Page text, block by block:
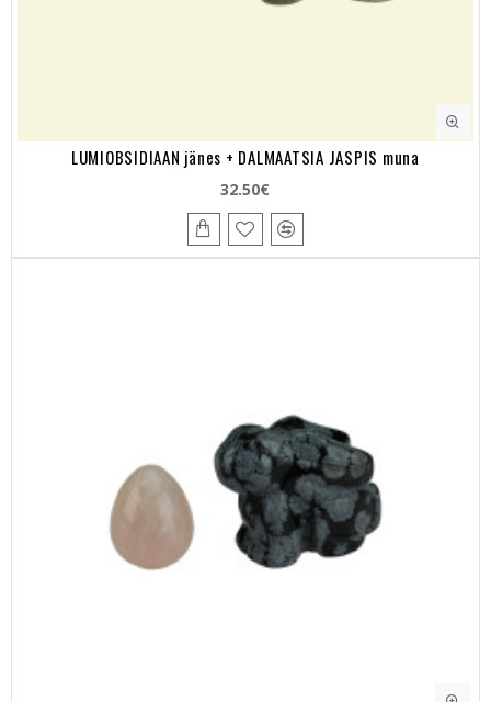
LUMIOBSIDIAAN jänes + DALMAATSIA JASPIS muna
32.50€